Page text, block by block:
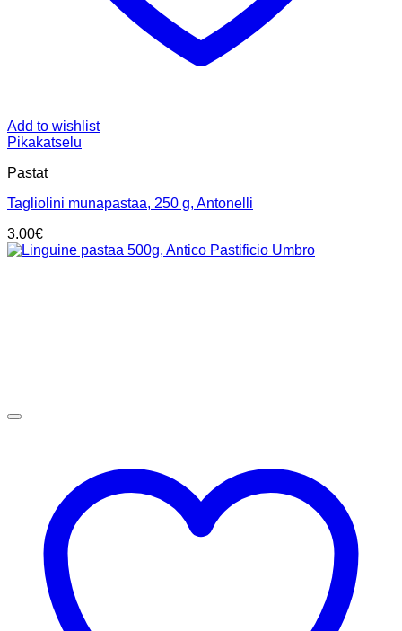
Add to wishlist
Pikakatselu
Pastat
Tagliolini munapastaa, 250 g, Antonelli
3.00€